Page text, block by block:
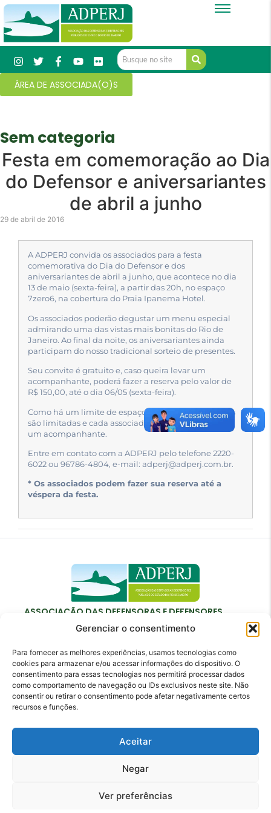
Gerenciar o consentimento
Para fornecer as melhores experiências, usamos tecnologias como
cookies para armazenar e/ou acessar informações do dispositivo. O
consentimento para essas tecnologias nos permitirá processar dados
como comportamento de navegação ou IDs exclusivos neste site. Não
consentir ou retirar o consentimento pode afetar negativamente certos
recursos e funções.
Aceitar
Negar
Ver preferências
ÁREA DE ASSOCIADA(O)S
Sem categoria
Festa em comemoração ao Dia
do Defensor e aniversariantes
de abril a junho
29 de abril de 2016
A ADPERJ convida os associados para a festa
comemorativa do Dia do Defensor e dos
aniversariantes de abril a junho, que acontece no dia
13 de maio (sexta-feira), a partir das 20h, no espaço
7zero6, na cobertura do Praia Ipanema Hotel.
Os associados poderão degustar um menu especial
admirando uma das vistas mais bonitas do Rio de
Janeiro. Ao final da noite, os aniversariantes ainda
participam do nosso tradicional sorteio de presentes.
Seu convite é gratuito e, caso queira levar um
acompanhante, poderá fazer a reserva pelo valor de
R$ 150,00, até o dia 06/05 (sexta-feira).
Como há um limite de espaço na cobertura, as vagas
são limitadas e cada associado poderá levar apenas
um acompanhante.
Entre em contato com a ADPERJ pelo telefone 2220-
6022 ou 96786-4804, e-mail: adperj@adperj.com.br.
* Os associados podem fazer sua reserva até a
véspera da festa.
ASSOCIAÇÃO DAS DEFENSORAS E DEFENSORES
PÚBLICOS DO ESTADO DO RIO DE JANEIRO
Contato
adperj@adperj.com.br
(21) 2220-6022
Janeiro - RJ - CEP: 20011-020